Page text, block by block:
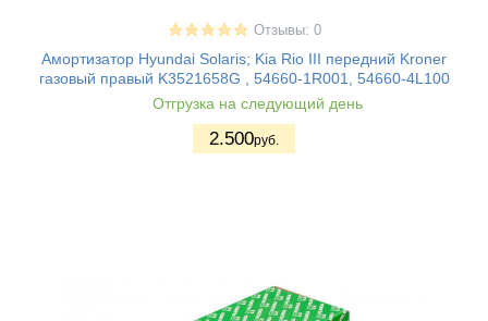
Отзывы: 0
Амортизатор Hyundai Solaris; Kia Rio III передний Kroner
газовый правый K3521658G , 54660-1R001, 54660-4L100
Отгрузка на следующий день
2.500руб.